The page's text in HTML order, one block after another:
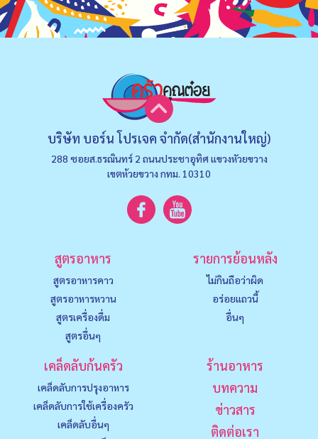
บริษัท บอร์น โปรเจค จำกัด(สำนักงานใหญ่)
288 ซอยส.ธรณินทร์ 2 ถนนประชาอุทิศ แขวงหัวยขวาง
เขตห้วยขวาง กทม. 10310
สูตรอาหาร
สูตรอาหารคาว
สูตรอาหารหวาน
สูตรเครื่องดื่ม
สูตรอื่นๆ
รายการย้อนหลัง
ไม่กินถือว่าผิด
อร่อยแถวนี้
อื่นๆ
เคล็ดลับก้นครัว
เคล็ดลับการปรุงอาหาร
เคล็ดลับการใช้เครื่องครัว
เคล็ดลับอื่นๆ
ร้านอาหาร
บทความ
ข่าวสาร
ติดต่อเรา